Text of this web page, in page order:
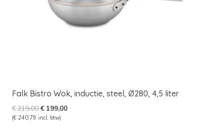
Falk Bistro Wok, inductie, steel, Ø280, 4,5 liter
€219,00Oorspronkelijke
prijs
€ 199,00Huidige
(€ 240,79 incl. btw)